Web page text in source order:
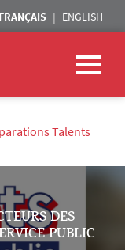
FRANÇAIS ENGLISH
Talents
DES
PUBLIC